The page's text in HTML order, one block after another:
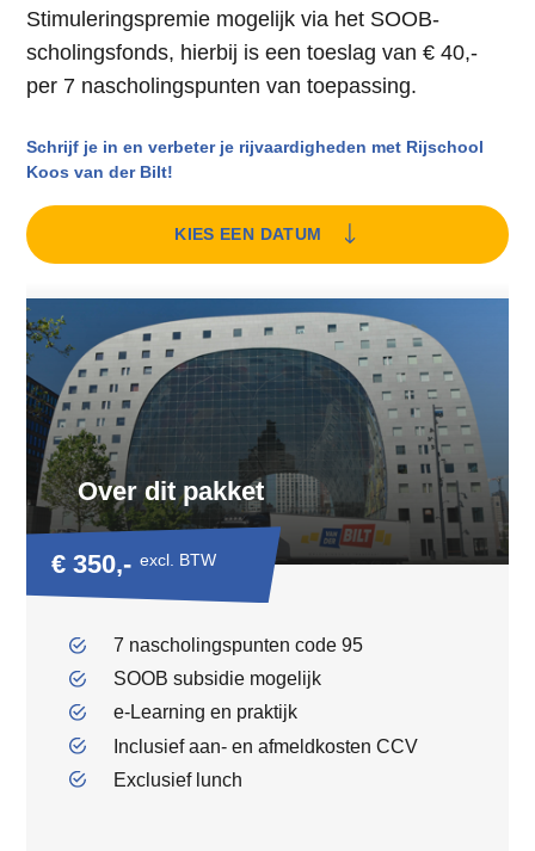
Stimuleringspremie mogelijk via het SOOB-
scholingsfonds, hierbij is een toeslag van € 40,-
per 7 nascholingspunten van toepassing.
Schrijf je in en verbeter je rijvaardigheden met Rijschool
Koos van der Bilt!
KIES EEN DATUM
Over dit pakket
€ 350,- excl. BTW
7 nascholingspunten code 95
SOOB subsidie mogelijk
e-Learning en praktijk
Inclusief aan- en afmeldkosten CCV
Exclusief lunch